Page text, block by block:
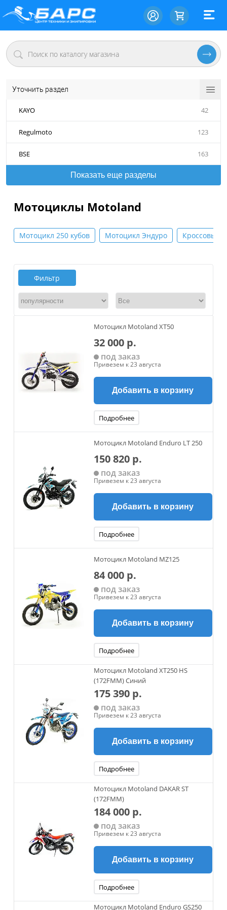
Уточнить раздел
KAYO 42
Regulmoto 123
BSE 163
Показать еще разделы
Мотоциклы Motoland
Мотоцикл 250 кубов Мотоцикл Эндуро Кроссовый
Фильтр
Мотоцикл Motoland XT50
32 000 р.
под заказ
Привезем к 23 августа
Добавить в корзину
Подробнее
Мотоцикл Motoland Enduro LT 250
150 820 р.
под заказ
Привезем к 23 августа
Добавить в корзину
Подробнее
Мотоцикл Motoland MZ125
84 000 р.
под заказ
Привезем к 23 августа
Добавить в корзину
Подробнее
Мотоцикл Motoland XT250 HS
(172FMM) Синий
175 390 р.
под заказ
Привезем к 23 августа
Добавить в корзину
Подробнее
Мотоцикл Motoland DAKAR ST
(172FMM)
184 000 р.
под заказ
Привезем к 23 августа
Добавить в корзину
Подробнее
Мотоцикл Motoland Enduro GS250